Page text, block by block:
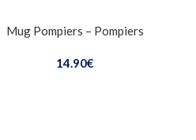
Mug Pompiers – Pompiers
14.90€